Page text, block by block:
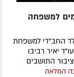
למשפחה
החב"די למשפחת
יאיר רביבו
התושבים
המלאה